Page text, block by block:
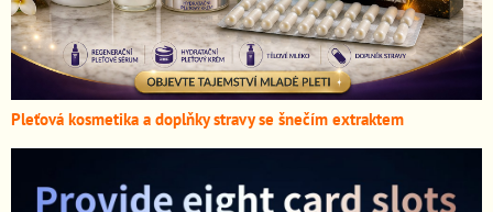
Pleťová kosmetika a doplňky stravy se šnečím extraktem